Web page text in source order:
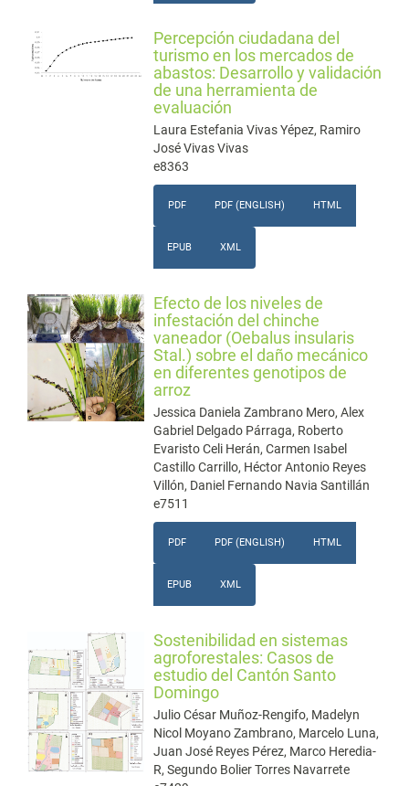
Percepción ciudadana del
turismo en los mercados de
abastos: Desarrollo y validación
de una herramienta de
evaluación
Laura Estefania Vivas Yépez, Ramiro
José Vivas Vivas
e8363
PDF PDF (ENGLISH) HTML
EPUB XML
Efecto de los niveles de
infestación del chinche
vaneador (Oebalus insularis
Stal.) sobre el daño mecánico
en diferentes genotipos de
arroz
Jessica Daniela Zambrano Mero, Alex
Gabriel Delgado Párraga, Roberto
Evaristo Celi Herán, Carmen Isabel
Castillo Carrillo, Héctor Antonio Reyes
Villón, Daniel Fernando Navia Santillán
e7511
PDF PDF (ENGLISH) HTML
EPUB XML
Sostenibilidad en sistemas
agroforestales: Casos de
estudio del Cantón Santo
Domingo
Julio César Muñoz-Rengifo, Madelyn
Nicol Moyano Zambrano, Marcelo Luna,
Juan José Reyes Pérez, Marco Heredia-
R, Segundo Bolier Torres Navarrete